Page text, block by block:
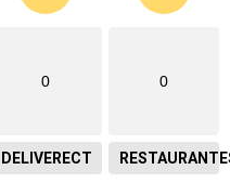
0
DELIVERECT
0